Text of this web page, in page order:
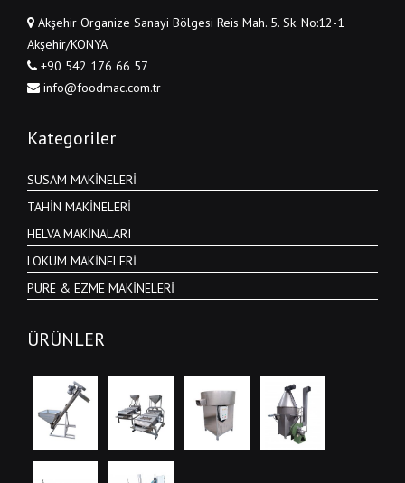
Akşehir Organize Sanayi Bölgesi Reis Mah. 5. Sk. No:12-1
Akşehir/KONYA
+90 542 176 66 57
info@foodmac.com.tr
Kategoriler
SUSAM MAKİNELERİ
TAHİN MAKİNELERİ
HELVA MAKİNALARI
LOKUM MAKİNELERİ
PÜRE & EZME MAKİNELERİ
ÜRÜNLER